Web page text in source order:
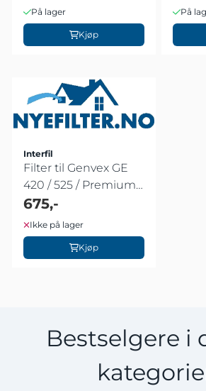
På lager
Kjøp
På
Interfil
Filter til Genvex GE
420 / 525 / Premium
2 (etter ...
675,-
Ikke på lager
Kjøp
Bestselgere i